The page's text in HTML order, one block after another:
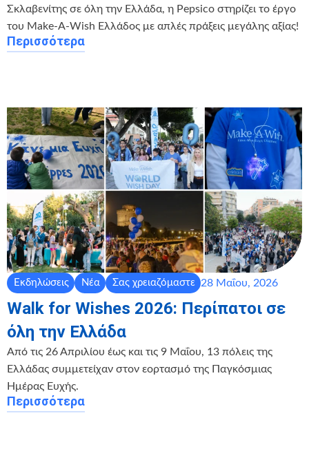
Σκλαβενίτης σε όλη την Ελλάδα, η Pepsico στηρίζει το έργο
του Make-A-Wish Ελλάδος με απλές πράξεις μεγάλης αξίας!
Περισσότερα
Εκδηλώσεις Νέα Σας χρειαζόμαστε 28 Μαΐου, 2026
Walk for Wishes 2026: Περίπατοι σε
όλη την Ελλάδα
Από τις 26 Απριλίου έως και τις 9 Μαΐου, 13 πόλεις της
Ελλάδας συμμετείχαν στον εορτασμό της Παγκόσμιας
Ημέρας Ευχής.
Περισσότερα